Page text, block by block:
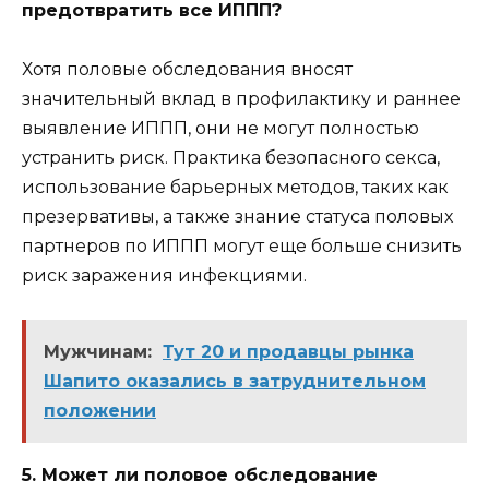
предотвратить все ИППП?
Хотя половые обследования вносят
значительный вклад в профилактику и раннее
выявление ИППП, они не могут полностью
устранить риск. Практика безопасного секса,
использование барьерных методов, таких как
презервативы, а также знание статуса половых
партнеров по ИППП могут еще больше снизить
риск заражения инфекциями.
Мужчинам: Тут 20 и продавцы рынка
Шапито оказались в затруднительном
положении
5. Может ли половое обследование